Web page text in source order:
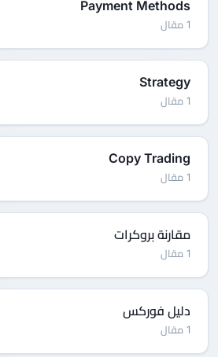
Payment Methods
1 مقال
Strategy
1 مقال
Copy Trading
1 مقال
مقارنة بروكرات
1 مقال
دليل فوركس
1 مقال